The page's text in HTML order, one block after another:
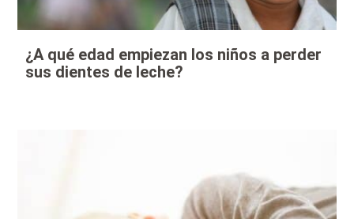
¿A qué edad empiezan los niños a perder
sus dientes de leche?